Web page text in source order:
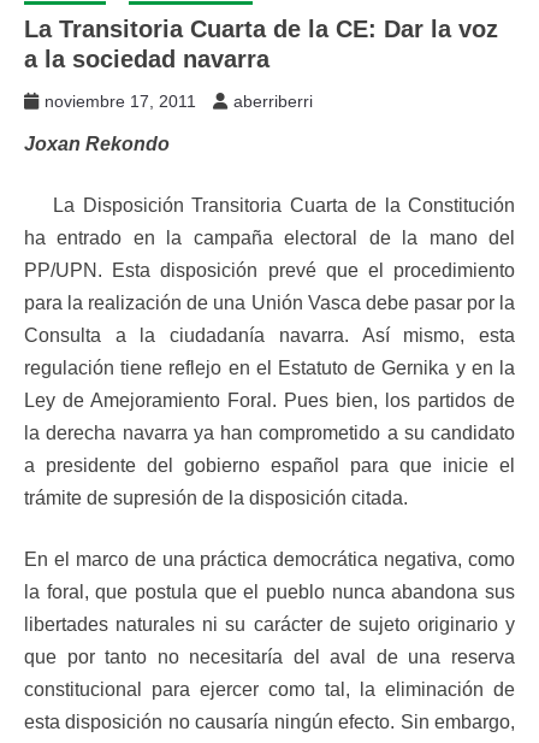
La Transitoria Cuarta de la CE: Dar la voz
a la sociedad navarra
noviembre 17, 2011 aberriberri
Joxan Rekondo
La Disposición Transitoria Cuarta de la Constitución
ha entrado en la campaña electoral de la mano del
PP/UPN. Esta disposición prevé que el procedimiento
para la realización de una Unión Vasca debe pasar por la
Consulta a la ciudadanía navarra. Así mismo, esta
regulación tiene reflejo en el Estatuto de Gernika y en la
Ley de Amejoramiento Foral. Pues bien, los partidos de
la derecha navarra ya han comprometido a su candidato
a presidente del gobierno español para que inicie el
trámite de supresión de la disposición citada.
En el marco de una práctica democrática negativa, como
la foral, que postula que el pueblo nunca abandona sus
libertades naturales ni su carácter de sujeto originario y
que por tanto no necesitaría del aval de una reserva
constitucional para ejercer como tal, la eliminación de
esta disposición no causaría ningún efecto. Sin embargo,